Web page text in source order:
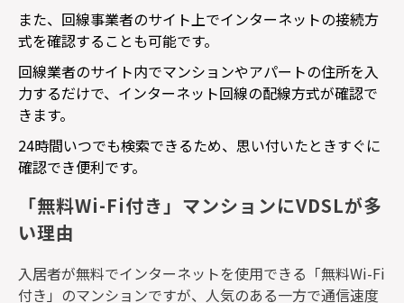
また、回線事業者のサイト上でインターネットの接続方
式を確認することも可能です。
回線業者のサイト内でマンションやアパートの住所を入
力するだけで、インターネット回線の配線方式が確認で
きます。
24時間いつでも検索できるため、思い付いたときすぐに
確認でき便利です。
「無料Wi-Fi付き」マンションにVDSLが多
い理由
入居者が無料でインターネットを使用できる「無料Wi-Fi
付き」のマンションですが、人気のある一方で通信速度